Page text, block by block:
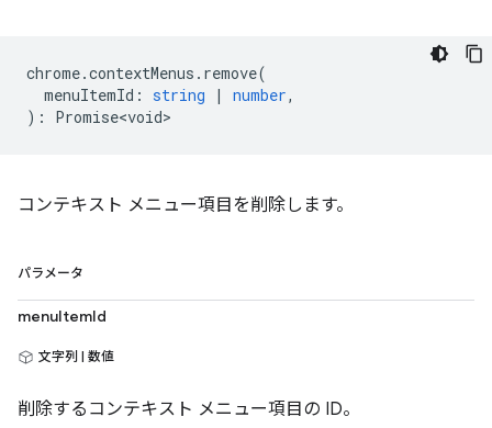
chrome.contextMenus . remove(
menuItemId : string | number,
) : Promise<void>
コンテキスト メニュー項目を削除します。
パラメータ
menuItemId
文字列 | 数値
削除するコンテキスト メニュー項目の ID。